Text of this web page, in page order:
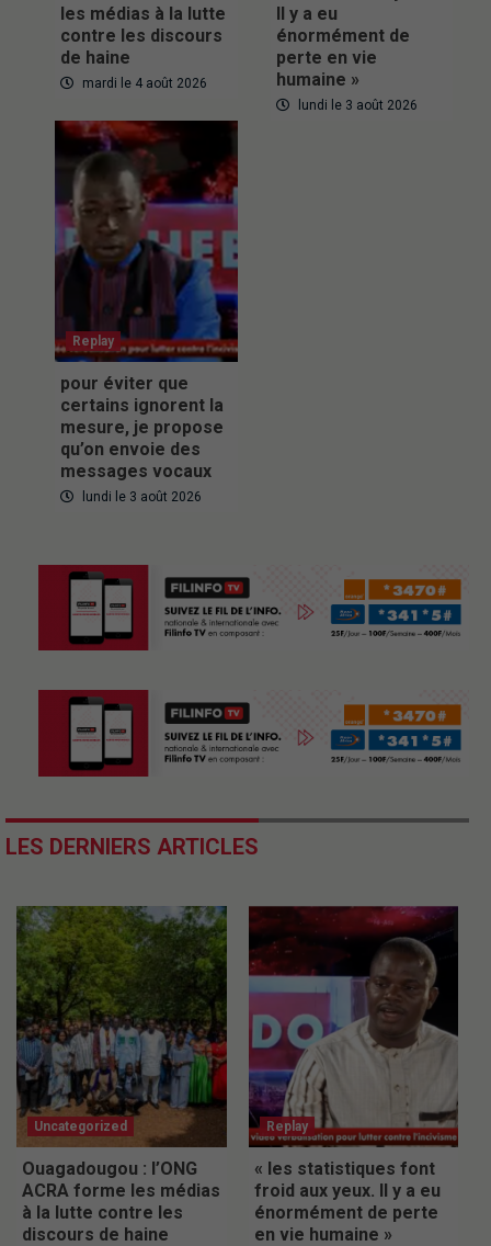
les médias à la lutte
contre les discours
de haine
mardi le 4 août 2026
Il y a eu
énormément de
perte en vie
humaine »
lundi le 3 août 2026
Replay
pour éviter que
certains ignorent la
mesure, je propose
qu’on envoie des
messages vocaux
lundi le 3 août 2026
LES DERNIERS ARTICLES
Uncategorized
Ouagadougou : l’ONG
ACRA forme les médias
à la lutte contre les
discours de haine
Replay
« les statistiques font
froid aux yeux. Il y a eu
énormément de perte
en vie humaine »